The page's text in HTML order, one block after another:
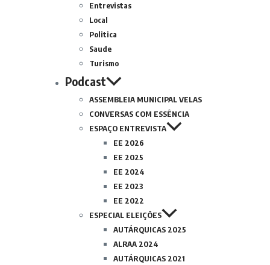
Entrevistas
Local
Politica
Saude
Turismo
Podcast
ASSEMBLEIA MUNICIPAL VELAS
CONVERSAS COM ESSÊNCIA
ESPAÇO ENTREVISTA
EE 2026
EE 2025
EE 2024
EE 2023
EE 2022
ESPECIAL ELEIÇÕES
AUTÁRQUICAS 2025
ALRAA 2024
AUTÁRQUICAS 2021